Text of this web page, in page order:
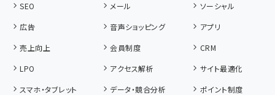
SEO メール
ソーシャル
広告
音声ショッピング
アプリ
売上向上
会員制度
CRM
LPO
アクセス解析
サイト最適化
スマホ・タブレット
データ・競合分析
ポイント制度